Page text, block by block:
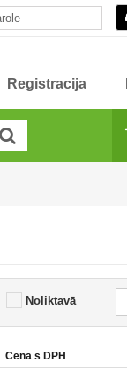
Registracija
Noliktavā
Cena s DPH